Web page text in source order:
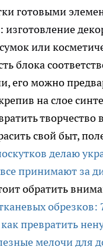
готовыми
изготовление
или
блока
его можно
на слое
творчество
свой быт,
делаю
принимают за
обратить
обрезков:
превратить
мелочи для